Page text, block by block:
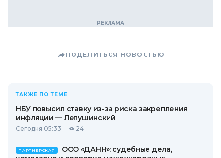
ПОДЕЛИТЬСЯ НОВОСТЬЮ
ТАКЖЕ ПО ТЕМЕ
НБУ повысил ставку из-за риска закрепления
инфляции — Лепушинский
Сегодня 05:33 24
ПАРТНЕРСКАЯ
ООО «ДАНН»: судебные дела,